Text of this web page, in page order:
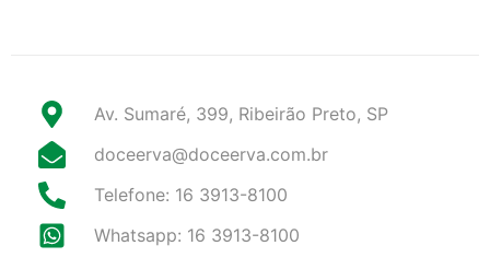
Av. Sumaré, 399, Ribeirão Preto, SP
doceerva@doceerva.com.br
Telefone: 16 3913-8100
Whatsapp: 16 3913-8100